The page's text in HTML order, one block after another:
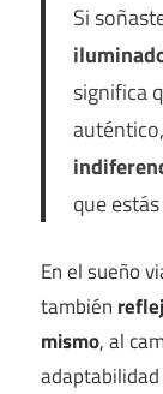
Si
significa
auténtico,
que
En el sueño
también
mismo, al